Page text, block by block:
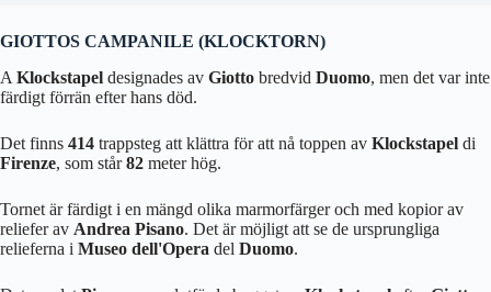
GIOTTOS CAMPANILE (KLOCKTORN)
A Klockstapel designades av Giotto bredvid Duomo, men det var inte
färdigt förrän efter hans död.
Det finns 414 trappsteg att klättra för att nå toppen av Klockstapel di
Firenze, som står82 meter hög.
Tornet är färdigt i en mängd olika marmorfärger och med kopior av
reliefer av Andrea Pisano. Det är möjligt att se de ursprungliga
relieferna i Museo dell'Opera del Duomo.